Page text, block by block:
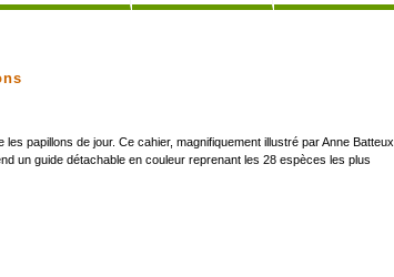
papillons de jour. Ce cahier, magnifiquement illustré par Anne Batteux
un guide détachable en couleur reprenant les 28 espèces les plus